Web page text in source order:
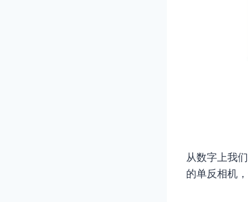
从数字上我
的单反相机